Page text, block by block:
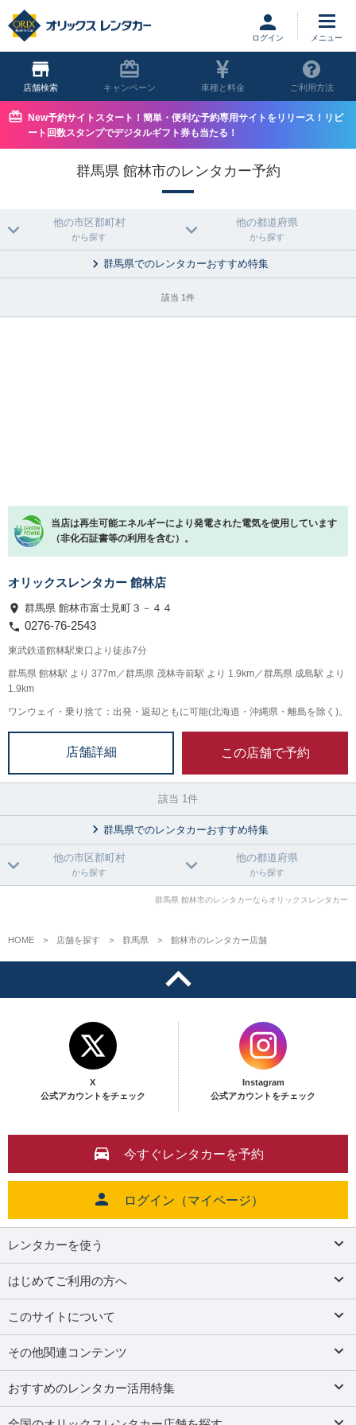
ログイン
店舗 キャンペーン 車種と料金 ご利用方法
New予約サイトスタート！簡単・便利な予約専用サイトをリリース！リピ
ート回数スタンプでデジタルギフト券も当たる！
群馬県 館林市のレンタカー予約
他の市区郡町村
から探す
他の都道府県
から探す
群馬県でのレンタカーおすすめ特集
該当 1件
当店は再生可能エネルギーにより発電された電気を使用しています
（非化石証書等の利用を含む）。
オリックスレンタカー 館林店
群馬県 館林市富士見町３－４４
0276-76-2543
東武鉄道館林駅東口より徒歩7分
群馬県 館林駅 より 377m／群馬県 茂林寺前駅 より 1.9km／群馬県 成島駅 より
1.9km
ワンウェイ・乗り捨て：出発・返却ともに可能(北海道・沖縄県・離島を除く)。
店舗詳細 この店舗で予約
該当 1件
群馬県でのレンタカーおすすめ特集
他の市区郡町村
から探す
他の都道府県
から探す
群馬県 館林市のレンタカーならオリックスレンタカー
HOME 店舗を探す 群馬県 館林市のレンタカー店舗
X
公式アカウントをチェック
Instagram
公式アカウントをチェック
今すぐレンタカーを予約
ログイン（マイページ）
レンタカーを使う
はじめてご利用の方へ
このサイトについて
その他関連コンテンツ
おすすめのレンタカー活用特集